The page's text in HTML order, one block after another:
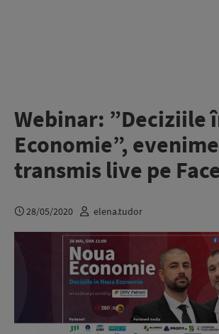
Webinar: ”Deciziile
Economie”,
transmis live pe
28/05/2020 elena.tudor